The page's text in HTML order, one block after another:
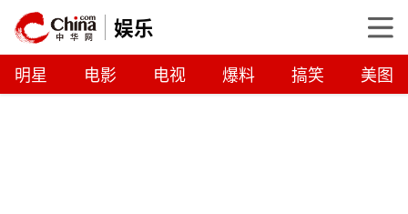
娱乐
明星 电影 电视 爆料 搞笑 美图